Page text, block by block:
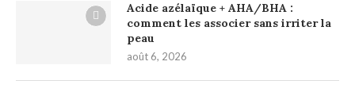
Acide azélaïque + AHA/BHA :
comment les associer sans irriter la
peau
août 6, 2026